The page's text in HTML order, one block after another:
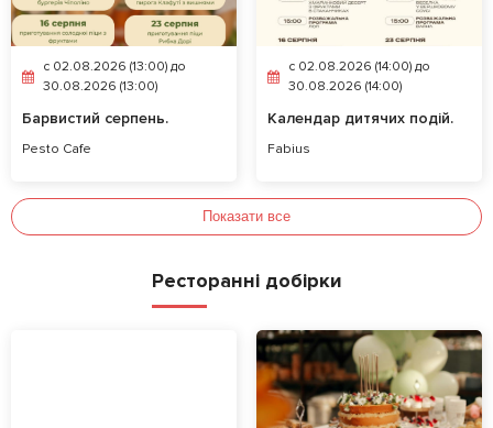
c 02.08.2026 (13:00) до
30.08.2026 (13:00)
Барвистий серпень.
Pesto Cafe
c 02.08.2026 (14:00) до
30.08.2026 (14:00)
Календар дитячих подій.
Fabius
Показати все
Ресторанні добірки